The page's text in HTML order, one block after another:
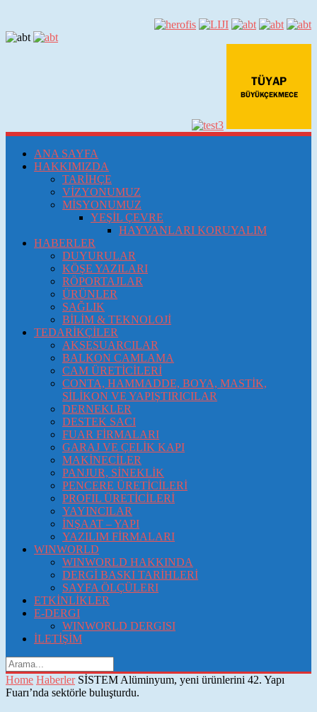
ANA SAYFA
HAKKIMIZDA
TARİHÇE
VİZYONUMUZ
MİSYONUMUZ
YEŞİL ÇEVRE
HAYVANLARI KORUYALIM
HABERLER
DUYURULAR
KÖŞE YAZILARI
RÖPORTAJLAR
ÜRÜNLER
SAĞLIK
BİLİM & TEKNOLOJİ
TEDARİKÇİLER
AKSESUARCILAR
BALKON CAMLAMA
CAM ÜRETİCİLERİ
CONTA, HAMMADDE, BOYA, MASTİK,
SİLİKON VE YAPIŞTIRICILAR
DERNEKLER
DESTEK SACI
FUAR FİRMALARI
GARAJ VE ÇELİK KAPI
MAKİNECİLER
PANJUR, SİNEKLİK
PENCERE ÜRETİCİLERİ
PROFIL ÜRETİCİLERİ
YAYINCILAR
İNŞAAT – YAPI
YAZILIM FİRMALARI
WINWORLD
WINWORLD HAKKINDA
DERGİ BASKI TARİHLERİ
SAYFA ÖLÇÜLERI
ETKİNLİKLER
E-DERGI
WINWORLD DERGISI
İLETİŞİM
Home Haberler SİSTEM Alüminyum, yeni ürünlerini 42. Yapı
Fuarı’nda sektörle buluşturdu.